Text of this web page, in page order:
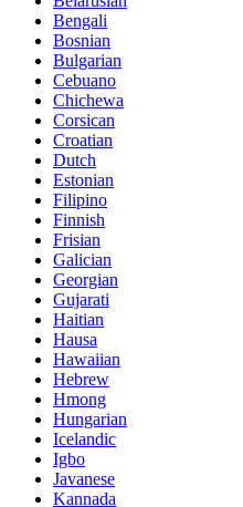
Bengali
Bosnian
Bulgarian
Cebuano
Chichewa
Corsican
Croatian
Dutch
Estonian
Filipino
Finnish
Frisian
Galician
Georgian
Gujarati
Haitian
Hausa
Hawaiian
Hebrew
Hmong
Hungarian
Icelandic
Igbo
Javanese
Kannada